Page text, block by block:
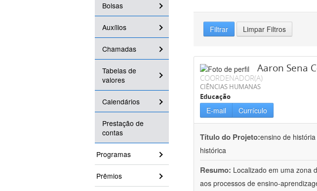
Bolsas
Auxílios
Chamadas
Tabelas de
valores
Calendários
Prestação de
contas
Programas
Prêmios
Filtrar Limpar Filtros
Aaron Sena
COORDENADOR(A)
CIÊNCIAS HUMANAS
Educação
E-mail Currículo
Título do Projeto:ensino de
histórica
Resumo: Localizado em uma zona
aos processos de ensino-